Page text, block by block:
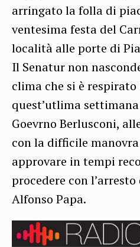
arringato la folla di
ventesima festa del
località alle porte di
Il Senatur non
clima che si è
quest’utlima
Goevrno Berlusconi,
con la difficile
approvare in tempi
procedere con
Alfonso Papa.